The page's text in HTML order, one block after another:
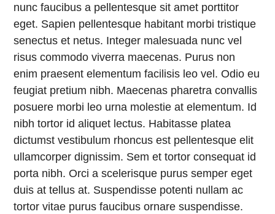
nunc faucibus a pellentesque sit amet porttitor
eget. Sapien pellentesque habitant morbi tristique
senectus et netus. Integer malesuada nunc vel
risus commodo viverra maecenas. Purus non
enim praesent elementum facilisis leo vel. Odio eu
feugiat pretium nibh. Maecenas pharetra convallis
posuere morbi leo urna molestie at elementum. Id
nibh tortor id aliquet lectus. Habitasse platea
dictumst vestibulum rhoncus est pellentesque elit
ullamcorper dignissim. Sem et tortor consequat id
porta nibh. Orci a scelerisque purus semper eget
duis at tellus at. Suspendisse potenti nullam ac
tortor vitae purus faucibus ornare suspendisse.